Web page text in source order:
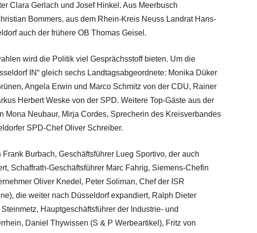
Clara Gerlach und Josef Hinkel. Aus Meerbusch
Bommers, aus dem Rhein-Kreis Neuss Landrat Hans-
auch der frühere OB Thomas Geisel.
wird die Politik viel Gesprächsstoff bieten. Um die
IN“ gleich sechs Landtagsabgeordnete: Monika Düker
Angela Erwin und Marco Schmitz von der CDU, Rainer
Herbert Weske von der SPD. Weitere Top-Gäste aus der
Mona Neubaur, Mirja Cordes, Sprecherin des Kreisverbandes
SPD-Chef Oliver Schreiber.
Burbach, Geschäftsführer Lueg Sportivo, der auch
Schaffrath-Geschäftsführer Marc Fahrig, Siemens-Chefin
Oliver Knedel, Peter Soliman, Chef der ISR
die weiter nach Düsseldorf expandiert, Ralph Dieter
Hauptgeschäftsführer der Industrie- und
Daniel Thywissen (S & P Werbeartikel), Fritz von